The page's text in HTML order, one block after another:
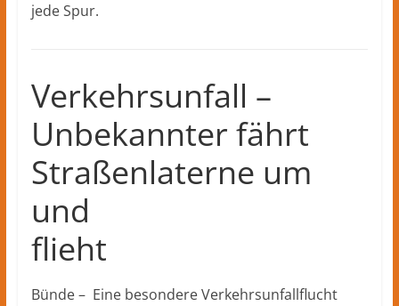
jede Spur.
Verkehrsunfall –
Unbekannter fährt
Straßenlaterne um
und
flieht
Bünde – Eine besondere Verkehrsunfallflucht